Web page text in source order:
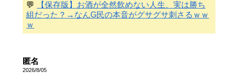
💬
【保存版】お酒が全然飲めない人生、実は勝ち
組だった？→なんG民の本音がグサグサ刺さるｗｗ
ｗ
匿名
2026/8/05